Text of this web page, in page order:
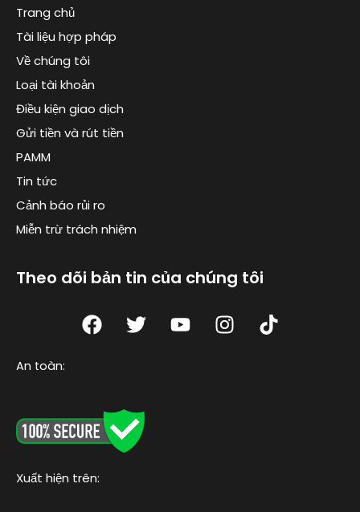
Trang chủ
Tài liệu hợp pháp
Về chúng tôi
Loại tài khoản
Điều kiện giao dịch
Gửi tiền và rút tiền
PAMM
Tin tức
Cảnh báo rủi ro
Miễn trừ trách nhiệm
Theo dõi bản tin của chúng tôi
F
a
o
o
T
w
e
r
Y
o
I
n
T
i
An toàn:
Xuất hiện trên: